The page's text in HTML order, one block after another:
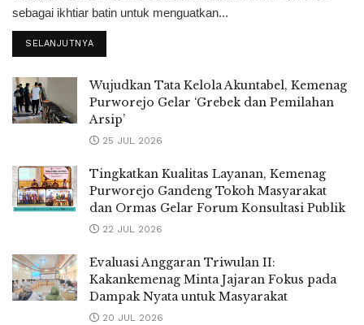
sebagai ikhtiar batin untuk menguatkan...
SELANJUTNYA
Wujudkan Tata Kelola Akuntabel, Kemenag
Purworejo Gelar ‘Grebek dan Pemilahan
Arsip’
25 JUL 2026
Tingkatkan Kualitas Layanan, Kemenag
Purworejo Gandeng Tokoh Masyarakat
dan Ormas Gelar Forum Konsultasi Publik
22 JUL 2026
Evaluasi Anggaran Triwulan II:
Kakankemenag Minta Jajaran Fokus pada
Dampak Nyata untuk Masyarakat
20 JUL 2026